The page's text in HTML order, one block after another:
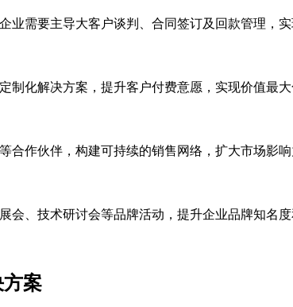
业需要主导大客户谈判、合同签订及回款管理，实
制化解决方案，提升客户付费意愿，实现价值最大
合作伙伴，构建可持续的销售网络，扩大市场影响
会、技术研讨会等品牌活动，提升企业品牌知名度
案